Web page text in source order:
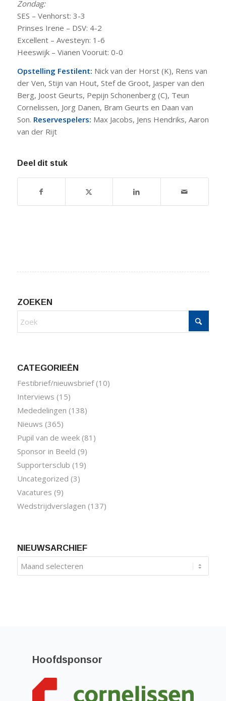
Zondag:
SES – Venhorst: 3-3
Prinses Irene – DSV: 4-2
Excellent – Avesteyn: 1-6
Heeswijk – Vianen Vooruit: 0-0
Opstelling Festilent: Nick van der Horst (K), Rens van
der Ven, Stijn van Hout, Stef de Groot, Jasper van den
Berg, Joost Geurts, Pepijn Schonenberg (C), Teun
Cornelissen, Jorg Danen, Bram Geurts en Daan van
Son. Reservespelers: Max Jacobs, Jens Hendriks, Aaron
van der Rijt
Deel dit stuk
ZOEKEN
CATEGORIEËN
Festibrief/nieuwsbrief(10)
Interviews (15)
Mededelingen (138)
Nieuws (365)
Pupil van de week(81)
Sponsor in Beeld (9)
Supportersclub (19)
Uncategorized (3)
Vacatures (9)
Wedstrijdverslagen (137)
NIEUWSARCHIEF
Hoofdsponsor